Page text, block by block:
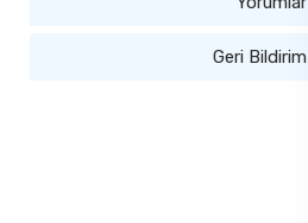
Geri Bildirim